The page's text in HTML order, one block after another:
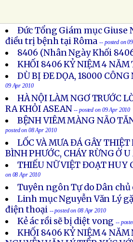
Đức Tổng Giám mục Giuse
điều trị bệnh tại Rôma -- posted on
8406 (Nhân Ngày Khối
KHỐI 8406 KỶ NIỆM 4 NĂM
DÙ BỊ ĐE DỌA, 18000
09 Apr 2010
HÀ NỘI LÀM NGƠ TRƯỚC
RA KHỎI ASEAN -- posted on 09 Apr 2010
BỆNH VIÊM MÀNG NÃO
posted on 08 Apr 2010
LỐC VÀ MƯA ĐÁ GÂY
BÌNH PHƯỚC, CHÁY RỪNG Ở
THIẾU NỮ VIỆT ĐOẠT HUY
on 08 Apr 2010
Tuyên ngôn Tự do Dân chủ
Linh mục Nguyễn Văn Lý
điện thoại -- posted on 08 Apr 2010
Kẻ ác rồi sẽ bị diệt vong --
KHỐI 8406 KỶ NIỆM 4 NĂM